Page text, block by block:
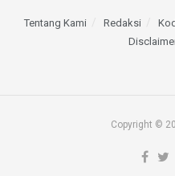
Tentang Kami Redaksi
Copyright ©